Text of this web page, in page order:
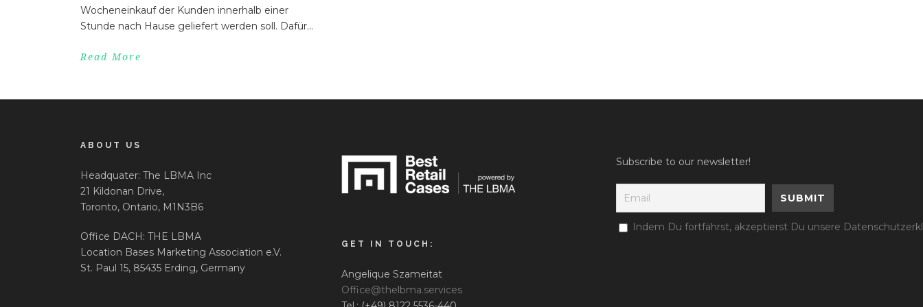
Wocheneinkauf der Kunden innerhalb einer
Stunde nach Hause geliefert werden soll. Dafür...
Read More
ABOUT US
Headquater: The LBMA Inc
21 Kildonan Drive,
Toronto, Ontario, M1N3B6
Office DACH: THE LBMA
Location Bases Marketing Association e.V.
St. Paul 15, 85435 Erding, Germany
GET IN TOUCH:
Angelique Szameitat
Office@thelbma.services
Subscribe to our newsletter!
Indem Du fortfährst, akzeptierst Du unsere